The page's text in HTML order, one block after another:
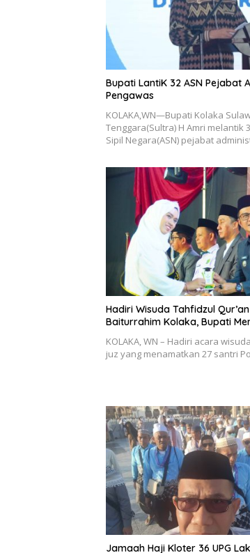
Bupati LantiK 32 ASN Pejabat
Pengawas
KOLAKA,WN—Bupati Kolaka
Tenggara(Sultra) H Amri melantik
Sipil Negara(ASN) pejabat
Hadiri Wisuda Tahfidzul
Baiturrahim Kolaka, Bupati
KOLAKA, WN – Hadiri acara
juz yang menamatkan 27 santri
Jamaah Haji Kloter 36 UPG